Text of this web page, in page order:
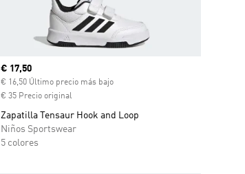
Precio actual
€ 17,50
€ 16,50 Último precio más bajo
€ 35 Precio original
Zapatilla Tensaur Hook and Loop
Niños Sportswear
5 colores